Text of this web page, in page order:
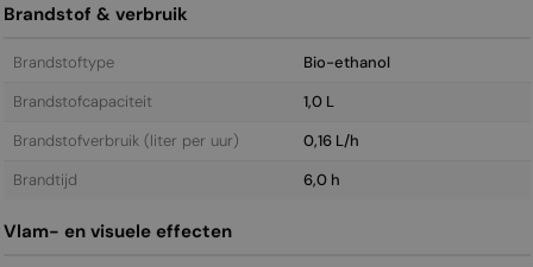
Brandstof & verbruik
Brandstoftype
Bio-ethanol
Brandstofcapaciteit
1,0 L
Brandstofverbruik (liter per uur)
0,16 L/h
Brandtijd
6,0 h
Vlam- en visuele effecten